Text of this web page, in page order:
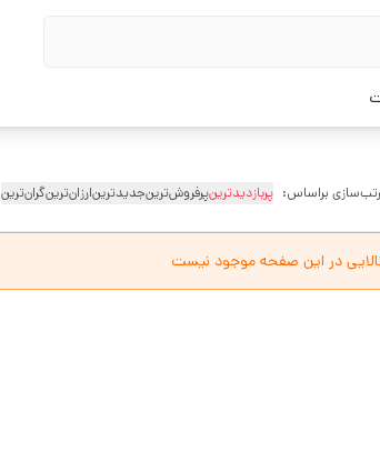
براساس: پربازدیدترینپرفروش‌ترینجدیدترینارزان‌ترینگران‌ترین
در این صفحه موجود نیست